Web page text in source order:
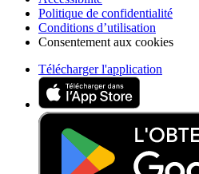
Politique de confidentialité
Conditions d’utilisation
Consentement aux cookies
Télécharger l'application